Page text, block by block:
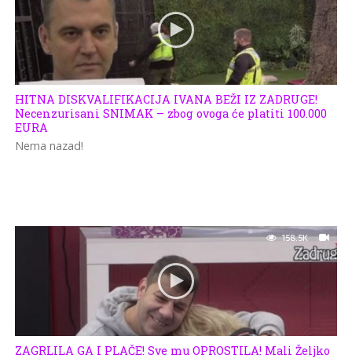
HITNA DISKVALIFIKACIJA IVANA BEŽI IZ ZADRUGE!
Necenzurisani SNIMAK – zbog ovoga će platiti 100.000
EURA
Nema nazad!
158.5K
ZAGRLILA GA I PLAČE! Sve mu OPROSTILA! Mali Željko